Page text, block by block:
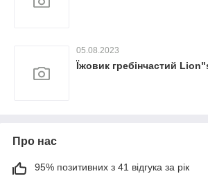
05.08.2023
Їжовик гребінчастий
Про нас
95% позитивних з 41 відгука за рік